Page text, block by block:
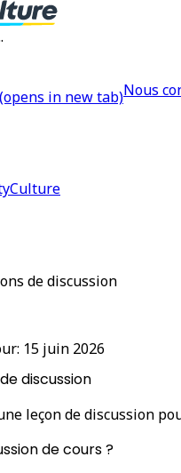
(opens in new tab)Nous
de discussion
15 juin 2026
discussion
leçon de discussion
de cours ?